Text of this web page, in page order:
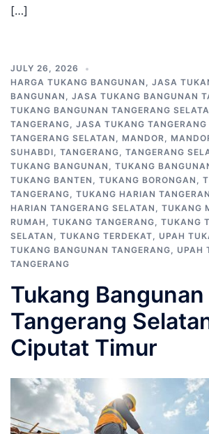
[…]
JULY 26, 2026
HARGA TUKANG BANGUNAN , JASA
BANGUNAN , JASA TUKANG BANGUNAN
TUKANG BANGUNAN TANGERANG
TANGERANG, JASA TUKANG TANGERANG
TANGERANG SELATAN , MANDOR,
SUHABDI, TANGERANG, TANGERANG
TUKANG BANGUNAN , TUKANG
TUKANG BANTEN , TUKANG BORONGAN ,
TANGERANG, TUKANG HARIAN
HARIAN TANGERANG SELATAN , TUKANG
RUMAH , TUKANG TANGERANG, TUKANG
SELATAN , TUKANG TERDEKAT, UPAH
TUKANG BANGUNAN TANGERANG, UPAH
TANGERANG
Tukang Bangunan
Tangerang
Ciputat Timur